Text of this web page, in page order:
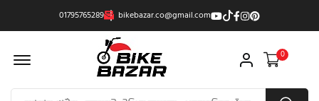
01795765289 bikebazar.co@gmail.com
Offcanvas Menu Open 0